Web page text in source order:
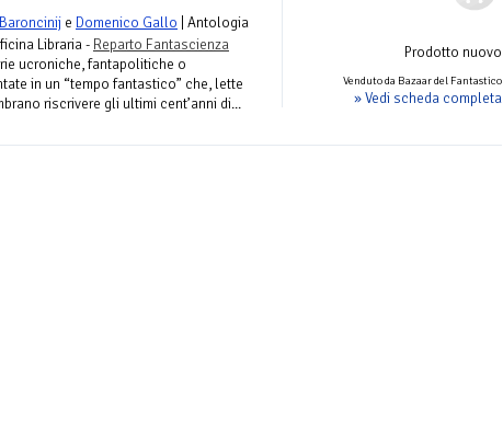
Prodotto nuovo
Venduto da Bazaar del Fantastico
» Vedi scheda completa
e Domenico Gallo | Antologia
Libraria - Reparto Fantascienza
ucroniche, fantapolitiche o
in un “tempo fantastico” che, lette
riscrivere gli ultimi cent’anni di...